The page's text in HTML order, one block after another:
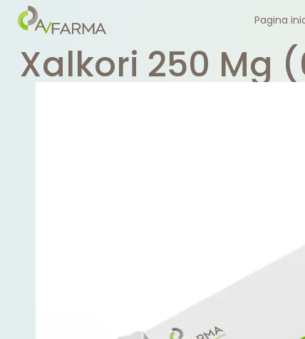
Pagina
Xalkori 250 Mg